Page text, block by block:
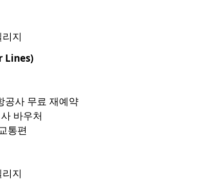
지
Lines)
공사 무료 재예약
바우처
통편
지